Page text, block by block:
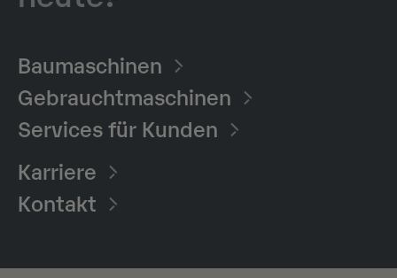
Baumaschinen​
Gebrauchtmaschinen
Services für Kunden
Karriere
Kontakt